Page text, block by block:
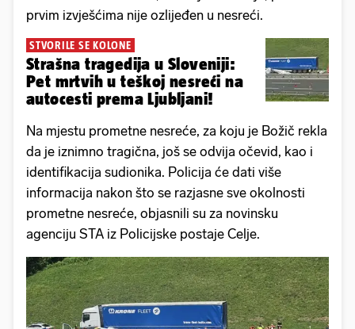
prvim izvješćima nije ozlijeđen u nesreći.
STVORILE SE KOLONE
Strašna tragedija u Sloveniji:
Pet mrtvih u teškoj nesreći na
autocesti prema Ljubljani!
Na mjestu prometne nesreće, za koju je Božič rekla
da je iznimno tragična, još se odvija očevid, kao i
identifikacija sudionika. Policija će dati više
informacija nakon što se razjasne sve okolnosti
prometne nesreće, objasnili su za novinsku
agenciju STA iz Policijske postaje Celje.